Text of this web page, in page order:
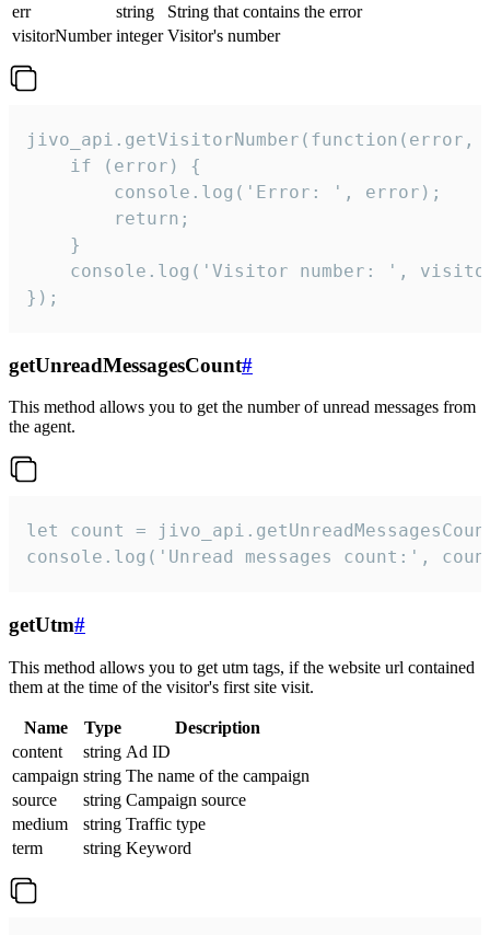
err
string
String that contains the error
visitorNumber integer Visitor's number
jivo_api.getVisitorNumber(function(error,
    if (error) {
        console.log('Error: ', error);
        return;
    }
console.log('Visitor number: ',
});
getUnreadMessagesCount#
This method allows you to get the number of unread messages from
the agent.
let count =
console.log('Unread messages count:',
getUtm#
This method allows you to get utm tags, if the website url contained
them at the time of the visitor's first site visit.
Name Type
Description
content
string Ad ID
campaign string The name of the campaign
source
string Campaign source
medium
string Traffic type
term
string Keyword